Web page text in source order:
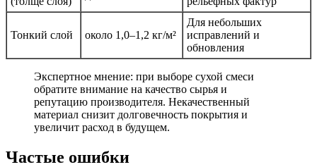
Тонкий слой около 1,0–1,2 кг/м²
Для небольших
исправлений и
обновления
Экспертное мнение: при выборе сухой смеси
обратите внимание на качество сырья и
репутацию производителя. Некачественный
материал снизит долговечность покрытия и
увеличит расход в будущем.
Частые ошибки